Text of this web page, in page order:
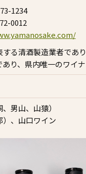
1234
0012
する清酒製造業者であ
り、県内唯一のワイナ
男山、山猿）
）、山口ワイン